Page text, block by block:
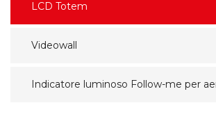
LCD Totem
Videowall
Indicatore luminoso Follow-me per